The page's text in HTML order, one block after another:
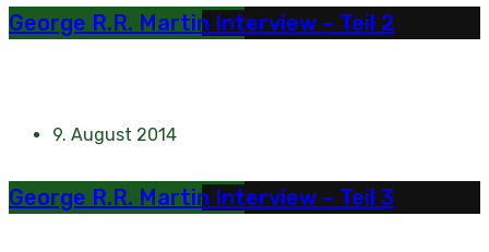
George R.R. Martin Interview – Teil 2
9. August 2014
George R.R. Martin Interview – Teil 3